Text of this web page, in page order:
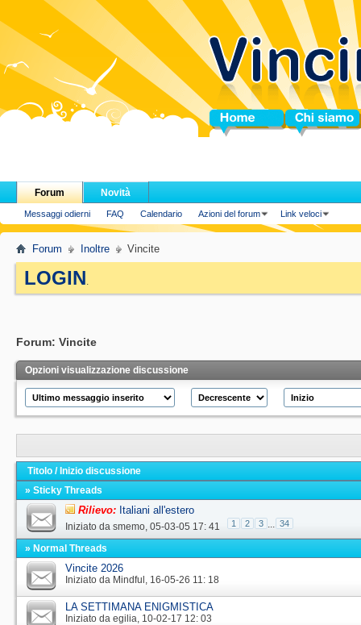
Home Chi siamo
Forum
Messaggi odierni FAQ Calendario Azioni del forum Link veloci
Novità
Forum Inoltre Vincite
LOGIN.
Forum: Vincite
Opzioni visualizzazione discussione
Titolo /Inizio discussione
» Sticky Threads
Rilievo: Italiani all'estero
Iniziato da smemo‎, 05-03-05 17: 41 1 2 3 ... 34
» Normal Threads
Vincite 2026
Iniziato da Mindful‎, 16-05-26 11: 18
LA SETTIMANA ENIGMISTICA
Iniziato da egilia‎, 10-02-17 12: 03